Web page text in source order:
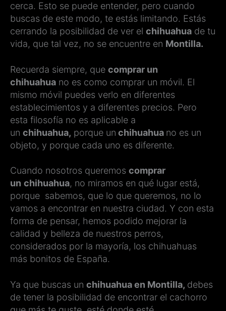
cerca. Esto se puede entender, pero cuando
buscas de este modo, te estás limitando. Estás
cerrando la posibilidad de ver el chihuahua de tu
vida, que tal vez, no se encuentre en Montilla.
Recuerda siempre, que comprar un
chihuahua no es como comprar un móvil. El
mismo móvil puedes verlo en diferentes
establecimientos y a diferentes precios. Pero
esta filosofía no es aplicable a
un chihuahua, porque un chihuahua no es un
objeto, y porque cada uno es diferente.
Cuando nosotros queremos comprar
un chihuahua, no miramos en qué lugar está,
porque sabemos, que lo que queremos, no lo
vamos a encontrar en nuestra ciudad. Y con esta
forma de pensar, hemos podido mejorar la
calidad y belleza de nuestros perros,
considerados por la mayoría, los chihuahuas
más bonitos de España.
Ya que buscas un chihuahua en Montilla, debes
de tener la posibilidad de encontrar el cachorro